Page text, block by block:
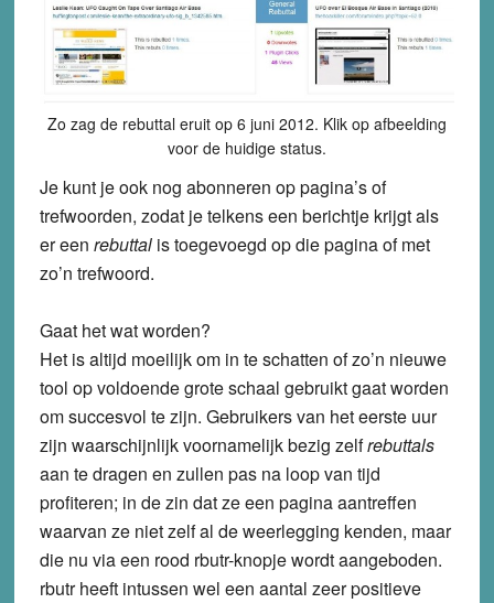
Zo zag de rebuttal eruit op 6 juni 2012. Klik op afbeelding
voor de huidige status.
Je kunt je ook nog abonneren op pagina’s of
trefwoorden, zodat je telkens een berichtje krijgt als
er een rebuttalis toegevoegd op die pagina of met
zo’n trefwoord.
Gaat het wat worden?
Het is altijd moeilijk om in te schatten of zo’n nieuwe
tool op voldoende grote schaal gebruikt gaat worden
om succesvol te zijn. Gebruikers van het eerste uur
zijn waarschijnlijk voornamelijk bezig zelfrebuttals
aan te dragen en zullen pas na loop van tijd
profiteren; in de zin dat ze een pagina aantreffen
waarvan ze niet zelf al de weerlegging kenden, maar
die nu via een rood rbutr-knopje wordt aangeboden.
rbutr heeft intussen wel een aantal zeer positieve